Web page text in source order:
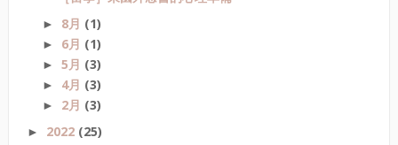
► 8月 (1)
► 6月 (1)
► 5月 (3)
► 4月 (3)
► 2月 (3)
► 2022 (25)